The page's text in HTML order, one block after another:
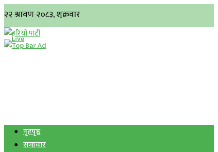
गृहपृष्ठ
समाचार